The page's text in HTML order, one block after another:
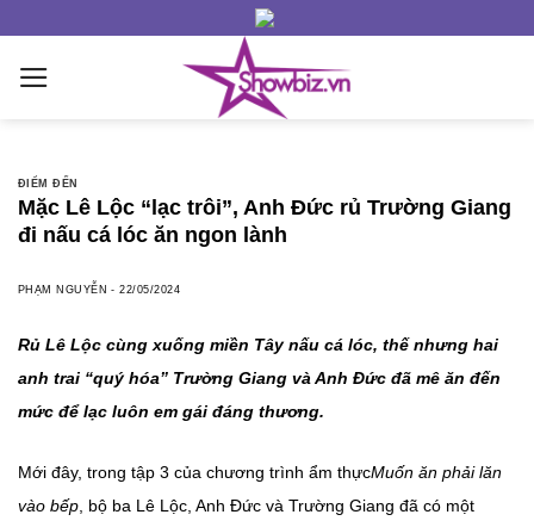
content
ĐIỂM ĐẾN
Mặc Lê Lộc “lạc trôi”, Anh Đức rủ Trường Giang
đi nấu cá lóc ăn ngon lành
PHẠM NGUYỄN -22/05/2024
Rủ Lê Lộc cùng xuống miền Tây nấu cá lóc, thế nhưng hai
anh trai “quý hóa” Trường Giang và Anh Đức đã mê ăn đến
mức để lạc luôn em gái đáng thương.
Mới đây, trong tập 3 của chương trình ẩm thựcMuốn ăn phải lăn
vào bếp, bộ ba Lê Lộc, Anh Đức và Trường Giang đã có một